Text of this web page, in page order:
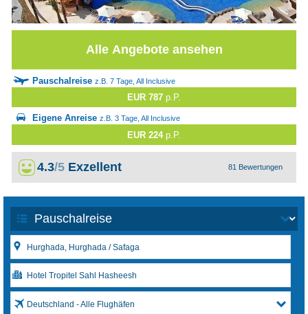
Alle Angebote ansehen
Pauschalreise z.B. 7 Tage, All Inclusive
EUR 787 p.P.
Eigene Anreise z.B. 3 Tage, All Inclusive
EUR 224 p.P.
4.3/5 Exzellent 81 Bewertungen
Deutschland - Alle Flughäfen